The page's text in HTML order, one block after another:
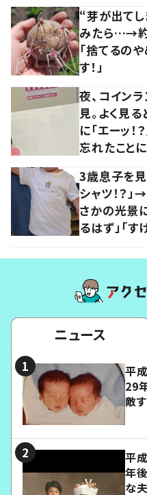
“芽が出て
みたら…→約
「捨てるの
す！」
夜、コイン
見。よく見
に「エーッ！
忘れたことに
3歳息子を
シャツ！？
さかの光景
るはず」「す
ニュース
平
29
敵
平
年
な